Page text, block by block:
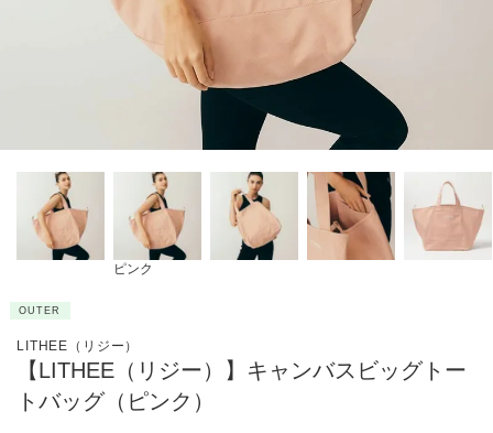
ピンク
OUTER
LITHEE（リジー）
【LITHEE（リジー）】キャンバスビッグトー
トバッグ（ピンク）